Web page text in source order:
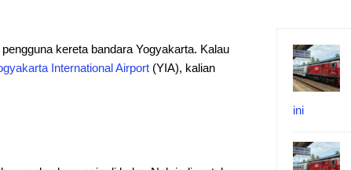
kereta bandara Yogyakarta. Kalau
InternationalAirport (YIA), kalian
ini